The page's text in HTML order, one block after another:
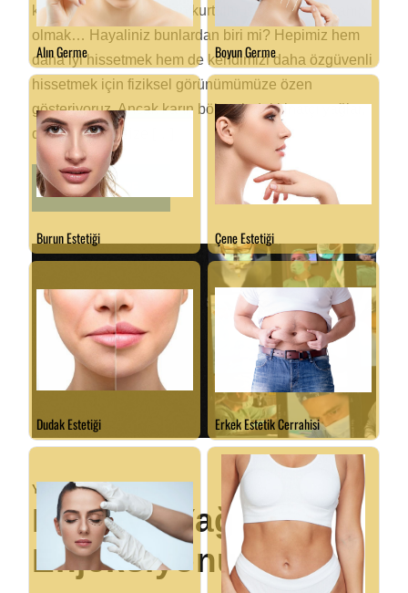
kalmak ve fazlalıklardan kurtulmuş bir bedene sahip
olmak… Hayaliniz bunlardan biri mi? Hepimiz hem
daha iyi hissetmek hem de kendimizi daha özgüvenli
hissetmek için fiziksel görünümümüze özen
gösteriyoruz. Ancak karın bölgesindeki inatçı yağlar,
diyet ve egzersize […]
READ MORE
Yağ Enjeksiyonu
Kalçaya Yağ
Enjeksiyonu